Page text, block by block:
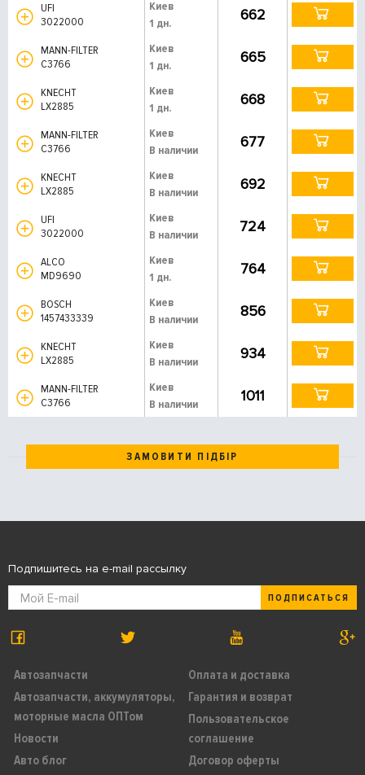
UFI
3022000
Киев
1 дн.
662
MANN-FILTER
C3766
Киев
1 дн.
665
KNECHT
LX2885
Киев
1 дн.
668
MANN-FILTER
C3766
Киев
В наличии
677
KNECHT
LX2885
Киев
В наличии
692
UFI
3022000
Киев
В наличии
724
ALCO
MD9690
Киев
1 дн.
764
BOSCH
1457433339
Киев
В наличии
856
KNECHT
LX2885
Киев
В наличии
934
MANN-FILTER
C3766
Киев
В наличии
1011
ЗАМОВИТИ ПІДБІР
Автозапчасти
Автозапчасти, аккумуляторы,
моторные масла ОПТом
Новости
Авто блог
Оплата и доставка
Гарантия и возврат
Пользовательское
соглашение
Договор оферты
Подпишитесь на e-mail рассылку
ПОДПИСАТЬСЯ